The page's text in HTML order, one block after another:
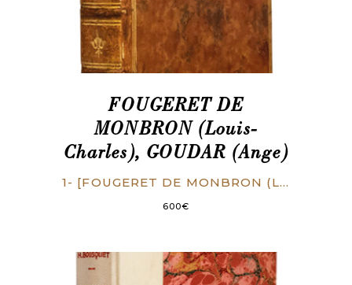
FOUGERET DE
MONBRON (Louis-
Charles), GOUDAR (Ange)
1- [FOUGERET DE MONBRON (Louis-Charles)]. La Capitale des Gaules, ou la Nouvelle Babilonne [sic]. La Haye [et “Bagdat” pour la 2e partie], 1759. 2 parties, 67 p. et 140, (1) p. d’errata, 2 titres compris. 2- [GOUDAR (Ange)]. L’Anti-Babylone, ou Réponse à l’auteur de la Capitale des Gaules. Londres [i.e. Paris], 1759. 76 p.
600€